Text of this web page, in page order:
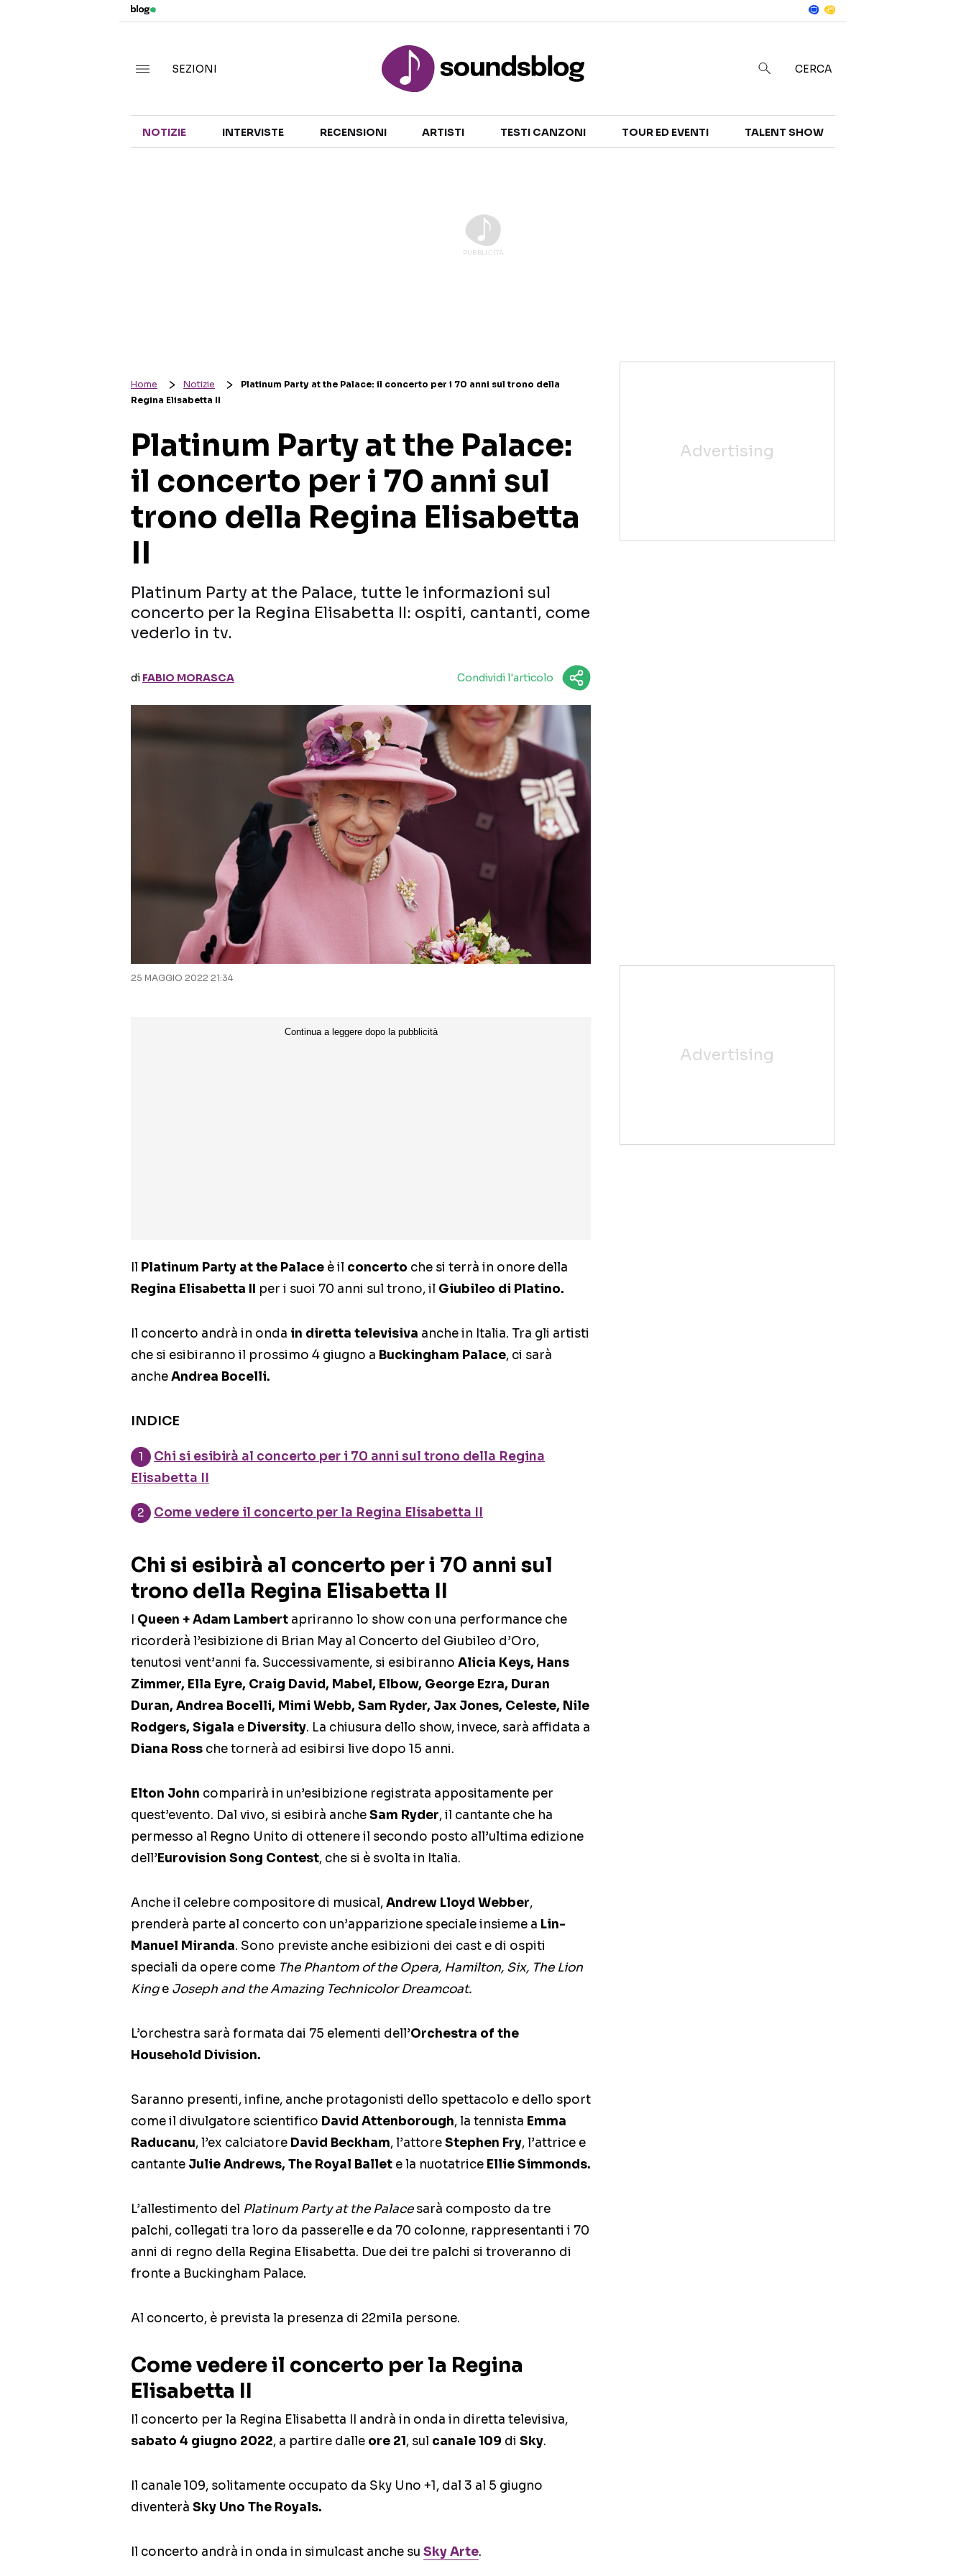
TALENT SHOW
SEZIONI CERCA
NOTIZIE INTERVISTE RECENSIONI ARTISTI TESTI CANZONI TOUR ED EVENTI TALENT SHOW
Home Notizie
Platinum Party at the Palace: il concerto per i 70 anni sul trono della
Regina Elisabetta II
Platinum Party at the Palace:
il concerto per i 70 anni sul
trono della Regina Elisabetta
II
Platinum Party at the Palace, tutte le informazioni sul
concerto per la Regina Elisabetta II: ospiti, cantanti, come
vederlo in tv.
di FABIO MORASCA Condividi l'articolo
25 MAGGIO 2022 21:34
Il Platinum Party at the Palace è il concerto che si terrà in onore della
Regina Elisabetta II per i suoi 70 anni sul trono, il Giubileo di Platino.
Il concerto andrà in onda in diretta televisiva anche in Italia. Tra gli artisti
che si esibiranno il prossimo 4 giugno a Buckingham Palace, ci sarà
ancheAndrea Bocelli.
INDICE
Chi si esibirà al concerto per i 70 anni sul trono della Regina
Elisabetta II
Come vedere il concerto per la Regina Elisabetta II
Chi si esibirà al concerto per i 70 anni sul
trono della Regina Elisabetta II
I Queen + Adam Lambert apriranno lo show con una performance che
ricorderà l’esibizione di Brian May al Concerto del Giubileo d’Oro,
tenutosi vent’anni fa. Successivamente, si esibiranno Alicia Keys, Hans
Zimmer, Ella Eyre, Craig David, Mabel, Elbow, George Ezra, Duran
Duran, Andrea Bocelli, Mimi Webb, Sam Ryder, Jax Jones, Celeste, Nile
Rodgers, Sigala e Diversity. La chiusura dello show, invece, sarà affidata a
Diana Ross che tornerà ad esibirsi live dopo 15 anni.
Elton John comparirà in un’esibizione registrata appositamente per
quest’evento. Dal vivo, si esibirà ancheSam Ryder, il cantante che ha
permesso al Regno Unito di ottenere il secondo posto all’ultima edizione
dell’Eurovision Song Contest, che si è svolta in Italia.
Anche il celebre compositore di musical,Andrew Lloyd Webber,
prenderà parte al concerto con un’apparizione speciale insieme a Lin-
Manuel Miranda. Sono previste anche esibizioni dei cast e di ospiti
speciali da opere come The Phantom of the Opera, Hamilton, Six, The Lion
Kinge Joseph and the Amazing Technicolor Dreamcoat.
L’orchestra sarà formata dai 75 elementi dell’Orchestra of the
Household Division.
Saranno presenti, infine, anche protagonisti dello spettacolo e dello sport
come il divulgatore scientifico David Attenborough, la tennista Emma
Raducanu, l’ex calciatore David Beckham, l’attoreStephen Fry, l’attrice e
cantante Julie Andrews, The Royal Ballet e la nuotatrice Ellie Simmonds.
L’allestimento del Platinum Party at the Palacesarà composto da tre
palchi, collegati tra loro da passerelle e da 70 colonne, rappresentanti i 70
anni di regno della Regina Elisabetta. Due dei tre palchi si troveranno di
fronte a Buckingham Palace.
Al concerto, è prevista la presenza di 22mila persone.
Come vedere il concerto per la Regina
Elisabetta II
Il concerto per la Regina Elisabetta II andrà in onda in diretta televisiva,
sabato 4 giugno 2022, a partire dalle ore 21, sul canale 109 di Sky.
Il canale 109, solitamente occupato da Sky Uno +1, dal 3 al 5 giugno
diventerà Sky Uno The Royals.
Il concerto andrà in onda in simulcast anche su Sky Arte.